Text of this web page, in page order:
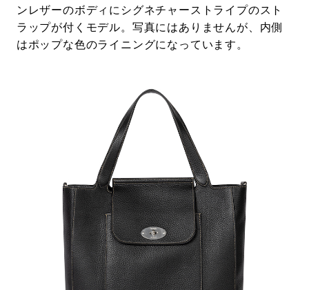
ンレザーのボディにシグネチャーストライプのスト
ラップが付くモデル。写真にはありませんが、内側
はポップな色のライニングになっています。